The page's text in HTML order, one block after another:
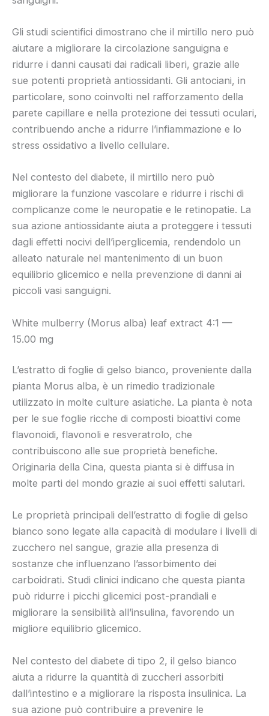
Gli studi scientifici dimostrano che il mirtillo nero può
aiutare a migliorare la circolazione sanguigna e
ridurre i danni causati dai radicali liberi, grazie alle
sue potenti proprietà antiossidanti. Gli antociani, in
particolare, sono coinvolti nel rafforzamento della
parete capillare e nella protezione dei tessuti oculari,
contribuendo anche a ridurre l’infiammazione e lo
stress ossidativo a livello cellulare.
Nel contesto del diabete, il mirtillo nero può
migliorare la funzione vascolare e ridurre i rischi di
complicanze come le neuropatie e le retinopatie. La
sua azione antiossidante aiuta a proteggere i tessuti
dagli effetti nocivi dell’iperglicemia, rendendolo un
alleato naturale nel mantenimento di un buon
equilibrio glicemico e nella prevenzione di danni ai
piccoli vasi sanguigni.
White mulberry (Morus alba) leaf extract 4:1 —
15.00 mg
L’estratto di foglie di gelso bianco, proveniente dalla
pianta Morus alba, è un rimedio tradizionale
utilizzato in molte culture asiatiche. La pianta è nota
per le sue foglie ricche di composti bioattivi come
flavonoidi, flavonoli e resveratrolo, che
contribuiscono alle sue proprietà benefiche.
Originaria della Cina, questa pianta si è diffusa in
molte parti del mondo grazie ai suoi effetti salutari.
Le proprietà principali dell’estratto di foglie di gelso
bianco sono legate alla capacità di modulare i livelli di
zucchero nel sangue, grazie alla presenza di
sostanze che influenzano l’assorbimento dei
carboidrati. Studi clinici indicano che questa pianta
può ridurre i picchi glicemici post-prandiali e
migliorare la sensibilità all’insulina, favorendo un
migliore equilibrio glicemico.
Nel contesto del diabete di tipo 2, il gelso bianco
aiuta a ridurre la quantità di zuccheri assorbiti
dall’intestino e a migliorare la risposta insulinica. La
sua azione può contribuire a prevenire le